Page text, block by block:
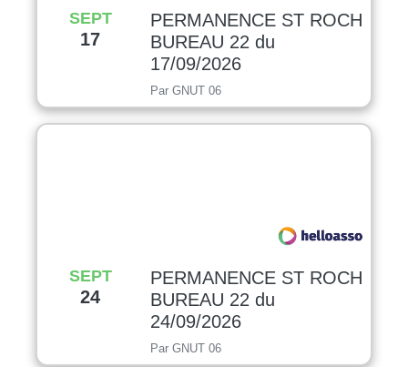
SEPT
17
PERMANENCE ST ROCH
BUREAU 22 du
17/09/2026
Par GNUT 06
SEPT
24
PERMANENCE ST ROCH
BUREAU 22 du
24/09/2026
Par GNUT 06